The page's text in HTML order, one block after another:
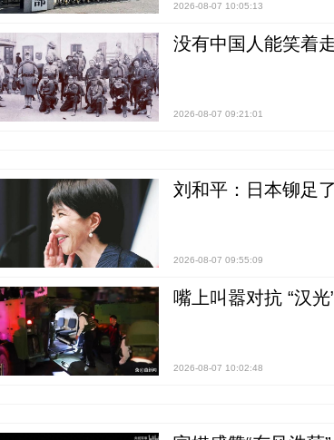
2026-08-07 10:05:13
没有中国人能笑着
2026-08-07 09:21:01
刘和平：日本铆足
2026-08-07 09:55:09
嘴上叫嚣对抗 “汉
2026-08-07 10:02:48